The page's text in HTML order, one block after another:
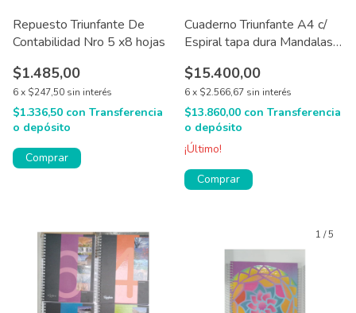
Repuesto Triunfante De
Contabilidad Nro 5 x8 hojas
$1.485,00
6x $247,50 sin interés
$1.336,50 con Transferencia
o depósito
Comprar
Cuaderno Triunfante A4 c/
Espiral tapa dura Mandalas
$15.400,00
6x $2.566,67 sin interés
$13.860,00 con Transferencia
o depósito
¡Último!
Comprar
1 /5